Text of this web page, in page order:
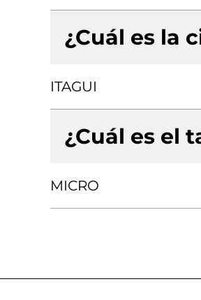
¿Cuál es la
ITAGUI
¿Cuál es el
MICRO